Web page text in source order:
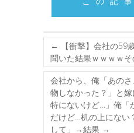
←
【衝撃】会社の59
聞いた結果ｗｗｗｗ
会社から、俺「あの
物しなかった？」と
特にないけど…」俺「
だけど…机の上にない
して」→結果 →